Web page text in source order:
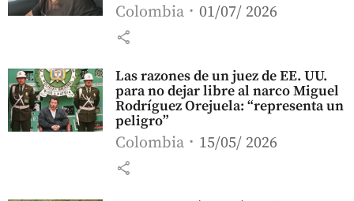
Colombia 01/07/ 2026
share
Las razones de un juez de EE. UU.
para no dejar libre al narco Miguel
Rodríguez Orejuela: “representa un
peligro”
Colombia 15/05/ 2026
share